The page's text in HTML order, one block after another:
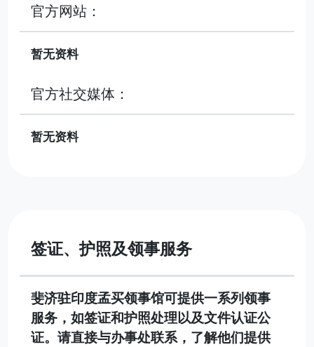
官方网站：
暂无资料
官方社交媒体：
暂无资料
签证、护照及领事服务
斐济驻印度孟买领事馆可提供一系列领事
服务，如签证和护照处理以及文件认证公
证。请直接与办事处联系，了解他们提供